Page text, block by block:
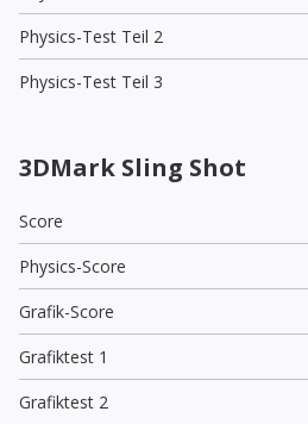
Physics-Test Teil 2
Physics-Test Teil 3
3DMark Sling Shot
Score
Physics-Score
Grafik-Score
Grafiktest 1
Grafiktest 2